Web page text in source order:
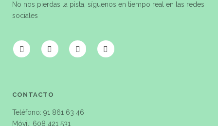
No nos pierdas la pista, síguenos en tiempo real en las redes
sociales
CONTACTO
Teléfono: 91 861 63 46
Móvil: 608 421 531